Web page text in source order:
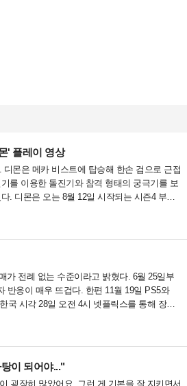
' 플레이 영상
몬은 메카 비스트에 탑승해 한손 검으로 근접
를 이용한 돌진기와 참격 형태의 궁극기를 보
. 디몬은 오는 8월 12일 시작되는 시즌4 부산
가 전례 없는 수준이라고 밝혔다. 6월 25일부
반응이 매우 뜨겁다. 한편 11월 19일 PS5와
국 시각 28일 오전 4시 넷플릭스를 통해 장편
획이다....
이 되어야..."
굉장히 많았어요. 그런 게 기본을 잘 지키면서